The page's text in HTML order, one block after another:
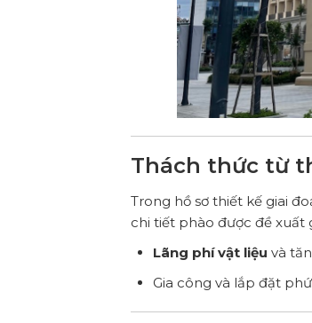
Thách thức từ
Trong hồ sơ thiết kế giai
chi tiết phào được đề xuất
Lãng phí vật liệu và
Gia công và lắp đặt